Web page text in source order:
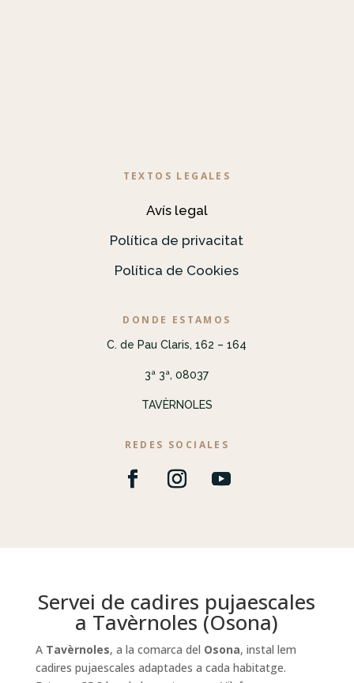
TEXTOS LEGALES
Avís legal
Política de privacitat
Política de Cookies
DONDE ESTAMOS
C. de Pau Claris, 162 – 164
3ª 3ª, 08037
TAVÈRNOLES
REDES SOCIALES
Servei de cadires pujaescales
a Tavèrnoles (Osona)
A Tavèrnoles, a la comarca del Osona, instal lem
cadires pujaescales adaptades a cada habitatge.